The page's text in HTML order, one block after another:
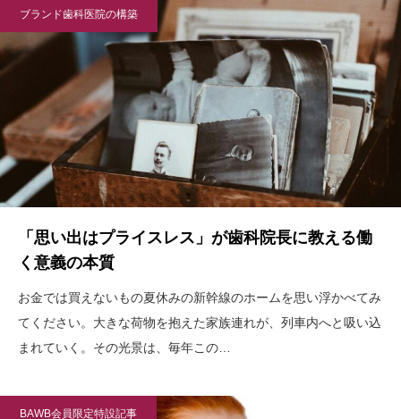
ブランド歯科医院の構築
「思い出はプライスレス」が歯科院長に教える働
く意義の本質
お金では買えないもの夏休みの新幹線のホームを思い浮かべてみ
てください。大きな荷物を抱えた家族連れが、列車内へと吸い込
まれていく。その光景は、毎年この…
BAWB会員限定特設記事